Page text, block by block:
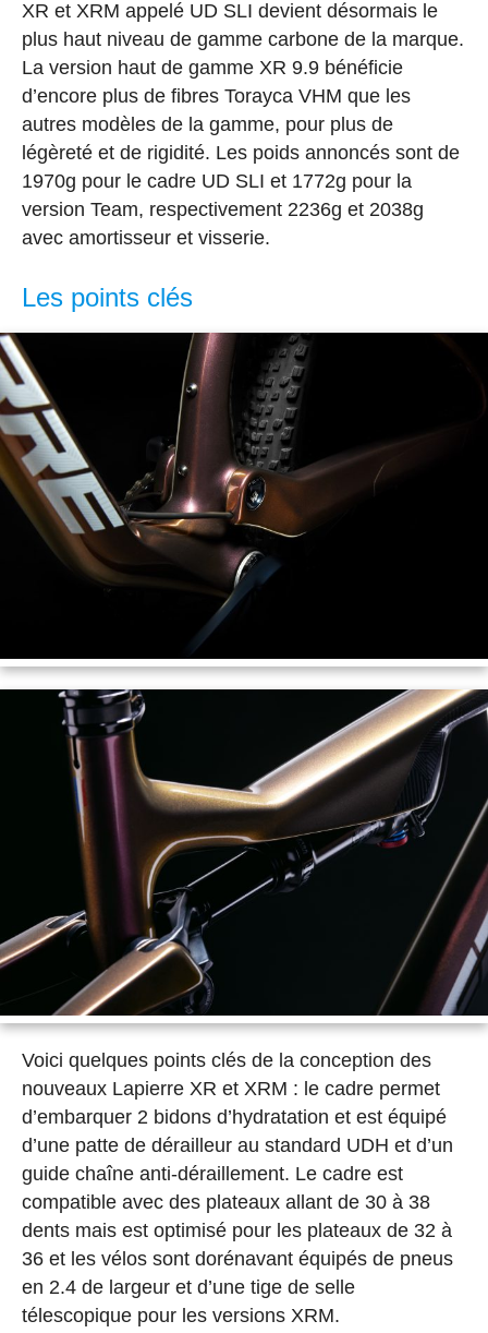
XR et XRM appelé UD SLI devient désormais le
plus haut niveau de gamme carbone de la marque.
La version haut de gamme XR 9.9 bénéficie
d’encore plus de fibres Torayca VHM que les
autres modèles de la gamme, pour plus de
légèreté et de rigidité. Les poids annoncés sont de
1970g pour le cadre UD SLI et 1772g pour la
version Team, respectivement 2236g et 2038g
avec amortisseur et visserie.
Les points clés
Voici quelques points clés de la conception des
nouveaux Lapierre XR et XRM : le cadre permet
d’embarquer 2 bidons d’hydratation et est équipé
d’une patte de dérailleur au standard UDH et d’un
guide chaîne anti-déraillement. Le cadre est
compatible avec des plateaux allant de 30 à 38
dents mais est optimisé pour les plateaux de 32 à
36 et les vélos sont dorénavant équipés de pneus
en 2.4 de largeur et d’une tige de selle
télescopique pour les versions XRM.